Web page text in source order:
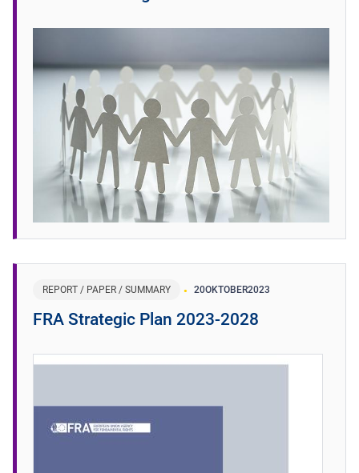
REPORT / PAPER / SUMMARY 20OKTOBER2023
FRA Strategic Plan 2023-2028